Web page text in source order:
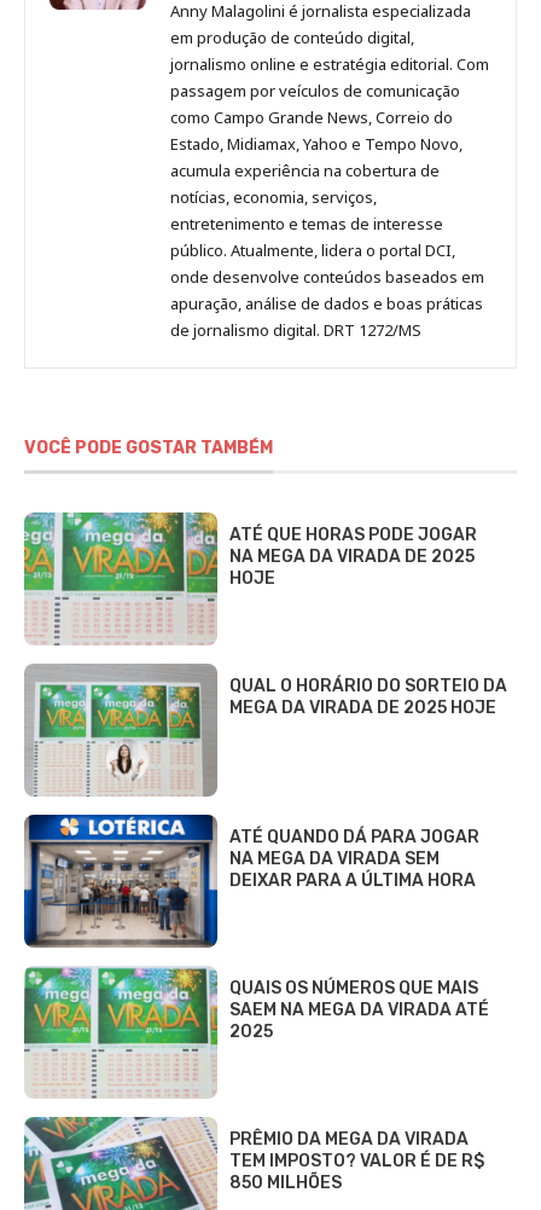
no
Pinterest
no
LinkedIn
no
Instagram
no
Facebook
Anny
Malagolini
Anny Malagolini é jornalista especializada
em produção de conteúdo digital,
jornalismo online e estratégia editorial. Com
passagem por veículos de comunicação
como Campo Grande News, Correio do
Estado, Midiamax, Yahoo e Tempo Novo,
acumula experiência na cobertura de
notícias, economia, serviços,
entretenimento e temas de interesse
público. Atualmente, lidera o portal DCI,
onde desenvolve conteúdos baseados em
apuração, análise de dados e boas práticas
de jornalismo digital. DRT 1272/MS
VOCÊ PODE GOSTAR TAMBÉM
ATÉ QUE HORAS PODE JOGAR
NA MEGA DA VIRADA DE 2025
HOJE
QUAL O HORÁRIO DO SORTEIO DA
MEGA DA VIRADA DE 2025 HOJE
ATÉ QUANDO DÁ PARA JOGAR
NA MEGA DA VIRADA SEM
DEIXAR PARA A ÚLTIMA HORA
QUAIS OS NÚMEROS QUE MAIS
SAEM NA MEGA DA VIRADA ATÉ
2025
PRÊMIO DA MEGA DA VIRADA
TEM IMPOSTO? VALOR É DE R$
850 MILHÕES